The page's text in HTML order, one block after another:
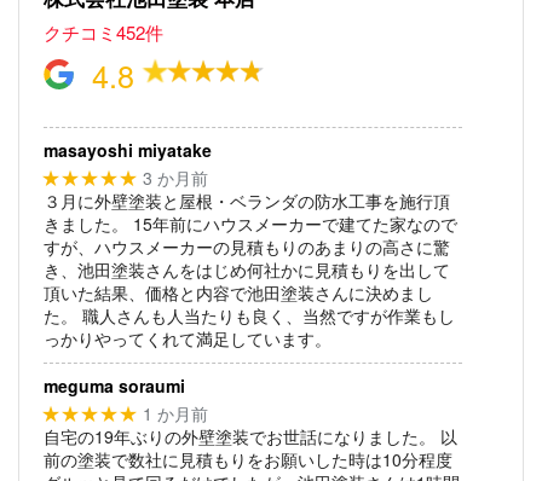
クチコミ452件
4.8
masayoshi miyatake
★★★★★ 3 か月前
３月に外壁塗装と屋根・ベランダの防水工事を施行頂
きました。
15年前にハウスメーカーで建てた家なので
すが、ハウスメーカーの見積もりのあまりの高さに驚
き、池田塗装さんをはじめ何社かに見積もりを出して
頂いた結果、価格と内容で池田塗装さんに決めまし
た。
職人さんも人当たりも良く、当然ですが作業もし
っかりやってくれて満足しています。
meguma soraumi
★★★★★ 1 か月前
自宅の19年ぶりの外壁塗装でお世話になりました。
以
前の塗装で数社に見積もりをお願いした時は10分程度